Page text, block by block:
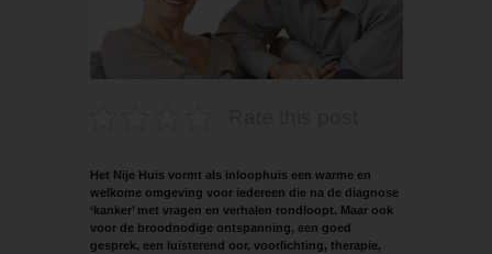
Het Nije Huis vormt als inloophuis een warme en
welkome omgeving voor iedereen die na de diag­nose
‘kanker’ met vragen en verhalen rondloopt. Maar ook
voor de broodnodige ontspanning, een goed
gesprek, een luisterend oor, voorlichting, therapie,